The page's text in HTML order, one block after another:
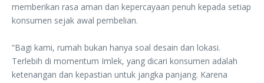
memberikan rasa ‎aman dan kepercayaan penuh kepada setiap
konsumen sejak awal pembelian.
‎“Bagi kami, rumah bukan hanya soal desain dan lokasi.
Terlebih di momentum Imlek, yang ‎dicari konsumen adalah
ketenangan dan kepastian untuk jangka panjang. Karena